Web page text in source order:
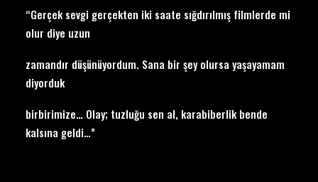
“Gerçek sevgi gerçekten iki saate sığdırılmış filmlerde mi
olur diye uzun
zamandır düşünüyordum. Sana bir şey olursa yaşayamam
diyorduk
birbirimize… Olay; tuzluğu sen al, karabiberlik bende
kalsına geldi…”